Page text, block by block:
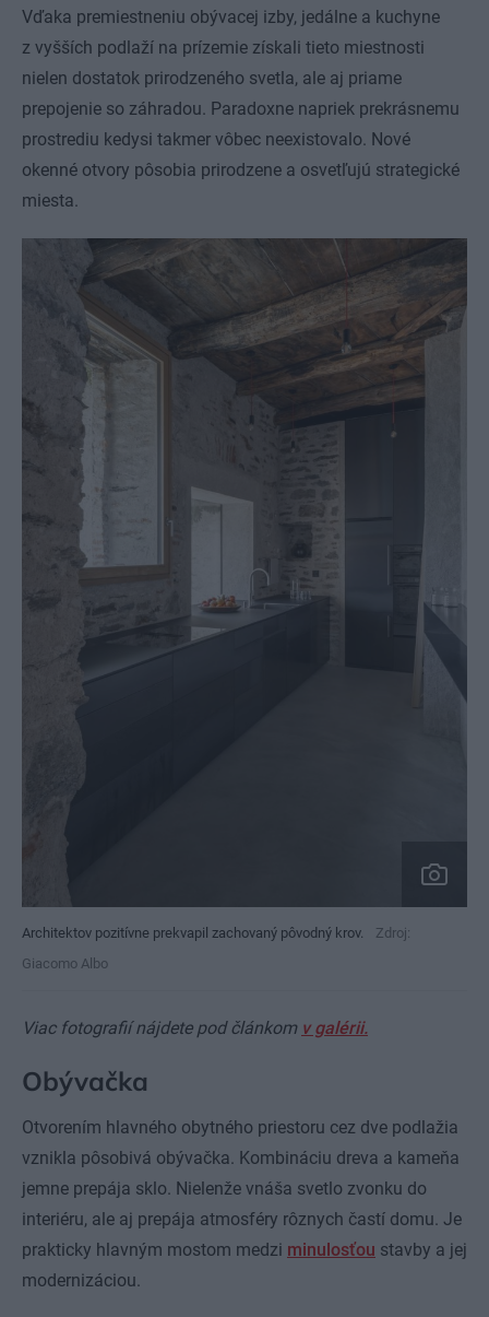
Vďaka premiestneniu obývacej izby, jedálne a kuchyne
z vyšších podlaží na prízemie získali tieto miestnosti
nielen dostatok prirodzeného svetla, ale aj priame
prepojenie so záhradou. Paradoxne napriek prekrásnemu
prostrediu kedysi takmer vôbec neexistovalo. Nové
okenné otvory pôsobia prirodzene a osvetľujú strategické
miesta.
Architektov pozitívne prekvapil zachovaný pôvodný krov.
Zdroj:
Giacomo Albo
Viac fotografií nájdete pod článkom v galérii.
Obývačka
Otvorením hlavného obytného priestoru cez dve podlažia
vznikla pôsobivá obývačka. Kombináciu dreva a kameňa
jemne prepája sklo. Nielenže vnáša svetlo zvonku do
interiéru, ale aj prepája atmosféry rôznych častí domu. Je
prakticky hlavným mostom medzi minulosťou stavby a jej
modernizáciou.